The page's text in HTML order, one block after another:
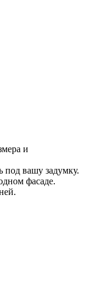
и
под вашу задумку.
фасаде.